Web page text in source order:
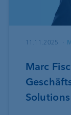
11.11.2025
Marc